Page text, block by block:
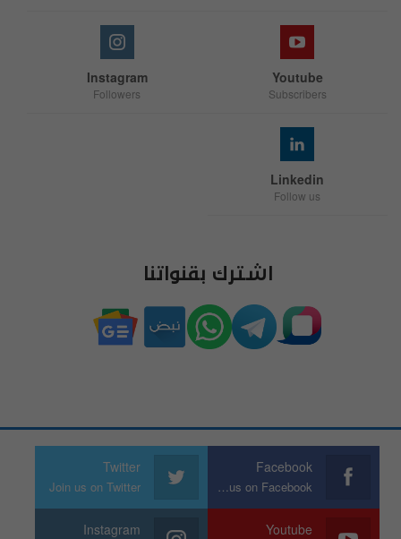
Youtube
Subscribers
Instagram
Followers
Linkedin
Follow us
اشترك بقنواتنا
Facebook
Join us on Facebook
Twitter
Join us on Twitter
Youtube
Instagram